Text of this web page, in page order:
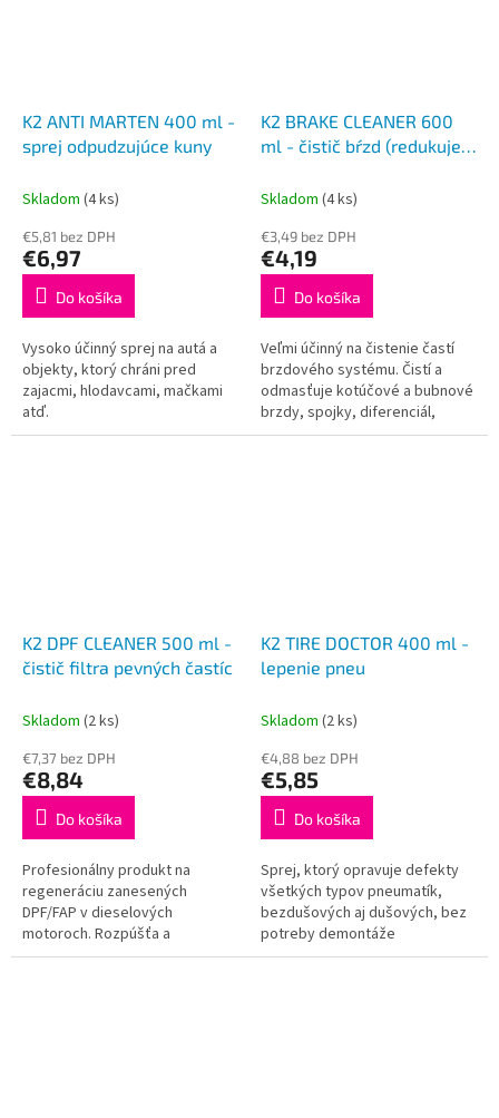
K2 ANTI MARTEN 400 ml -
sprej odpudzujúce kuny
Skladom (4 ks)
€5,81 bez DPH
€6,97
Do košíka
Vysoko účinný sprej na autá a
objekty, ktorý chráni pred
zajacmi, hlodavcami, mačkami
atď.
K2 BRAKE CLEANER 600
ml - čistič bŕzd (redukuje
Skladom (4 ks)
€3,49 bez DPH
€4,19
Do košíka
Veľmi účinný na čistenie častí
brzdového systému. Čistí a
odmasťuje kotúčové a bubnové
brzdy, spojky, diferenciál,
kovové povrchy, komponenty a
K2 DPF CLEANER 500 ml -
čistič filtra pevných častíc
Skladom (2 ks)
€7,37 bez DPH
€8,84
Do košíka
Profesionálny produkt na
regeneráciu zanesených
DPF/FAP v dieselových
motoroch. Rozpúšťa a
odstraňuje uhlíkové usadeniny a
K2 TIRE DOCTOR 400 ml -
lepenie pneu
Skladom (2 ks)
€4,88 bez DPH
€5,85
Do košíka
Sprej, ktorý opravuje defekty
všetkých typov pneumatík,
bezdušových aj dušových, bez
potreby demontáže
pneumatiky. Vhodné najmä pre